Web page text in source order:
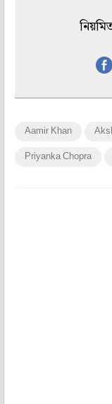
Aamir Khan
Priyanka Chopra